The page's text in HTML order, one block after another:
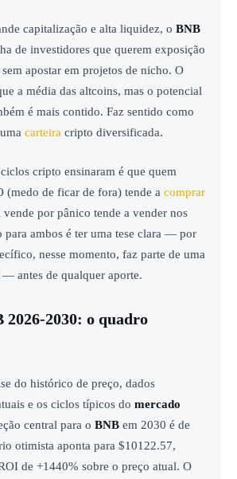
capitalização e alta liquidez, o BNB
de investidores que querem exposição
apostar em projetos de nicho. O
a média das altcoins, mas o potencial
é mais contido. Faz sentido como
carteira cripto diversificada.
cripto ensinaram é que quem
(medo de ficar de fora) tende a comprar
por pânico tende a vender nos
para ambos é ter uma tese clara — por
nesse momento, faz parte de uma
— antes de qualquer aporte.
2026-2030: o quadro
do histórico de preço, dados
e os ciclos típicos do mercado
central para o BNB em 2030 é de
otimista aponta para $10122.57,
de +1440% sobre o preço atual. O